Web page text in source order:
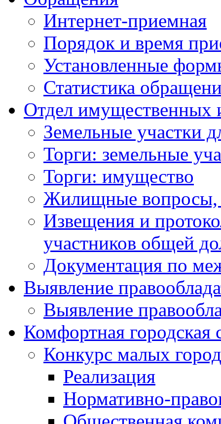
Интернет-приемная
Порядок и время
Установленные
Статистика
Отдел имущественных
Земельные участки
Торги: земельные
Торги: имущество
Жилищные вопросы,
Извещения и
участников общей
Документация по
Выявление
Выявление
Комфортная городская
Конкурс малых
Реализация
Нормативно-